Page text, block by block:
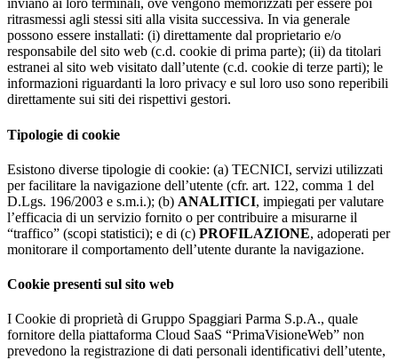
inviano ai loro terminali, ove vengono memorizzati per essere poi
ritrasmessi agli stessi siti alla visita successiva. In via generale
possono essere installati: (i) direttamente dal proprietario e/o
responsabile del sito web (c.d. cookie di prima parte); (ii) da titolari
estranei al sito web visitato dall’utente (c.d. cookie di terze parti); le
informazioni riguardanti la loro privacy e sul loro uso sono reperibili
direttamente sui siti dei rispettivi gestori.
Tipologie di cookie
Esistono diverse tipologie di cookie: (a) TECNICI, servizi utilizzati
per facilitare la navigazione dell’utente (cfr. art. 122, comma 1 del
D.Lgs. 196/2003 e s.m.i.); (b) ANALITICI, impiegati per valutare
l’efficacia di un servizio fornito o per contribuire a misurarne il
“traffico” (scopi statistici); e di (c) PROFILAZIONE, adoperati per
monitorare il comportamento dell’utente durante la navigazione.
Cookie presenti sul sito web
I Cookie di proprietà di Gruppo Spaggiari Parma S.p.A., quale
fornitore della piattaforma Cloud SaaS “PrimaVisioneWeb” non
prevedono la registrazione di dati personali identificativi dell’utente,